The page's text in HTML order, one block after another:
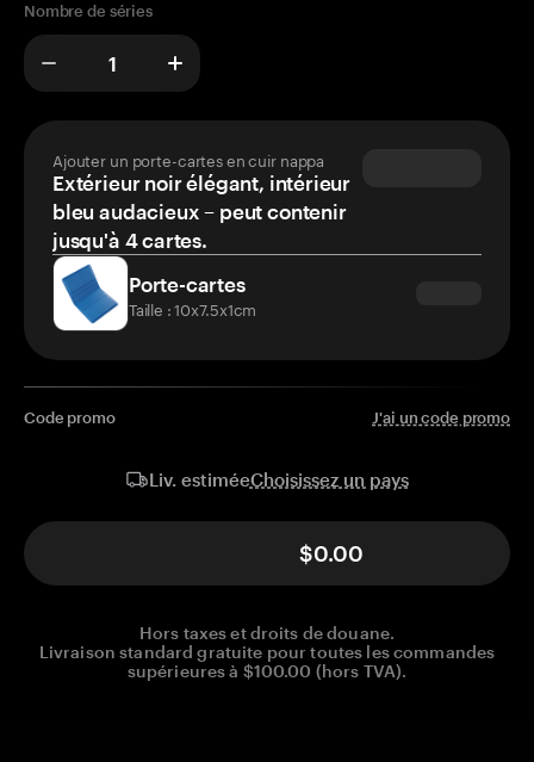
Nombre de séries
Ajouter un porte-cartes en cuir nappa
Extérieur noir élégant, intérieur
bleu audacieux – peut contenir
jusqu'à 4 cartes.
Porte-cartes
Taille : 10x7.5x1cm
Code promo J'ai un code promo
Liv. estiméeChoisissez un pays
$0.00
Hors taxes et droits de douane.
Livraison standard gratuite pour toutes les commandes
supérieures à $100.00 (hors TVA).